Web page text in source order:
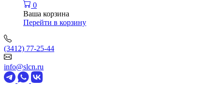
0
Ваша корзина
Перейти в корзину
(3412) 77-25-44
info@slcn.ru